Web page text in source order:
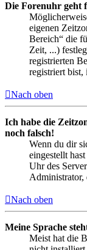
Die Forenuhr geht
eigenen
Bereich“ die
Zeit, ...)
registrierten
registriert bist,
Nach oben
Ich habe die
noch falsch!
Wenn du dir
eingestellt
Uhr des
Administrator,
Nach oben
Meine Sprache
Meist hat die